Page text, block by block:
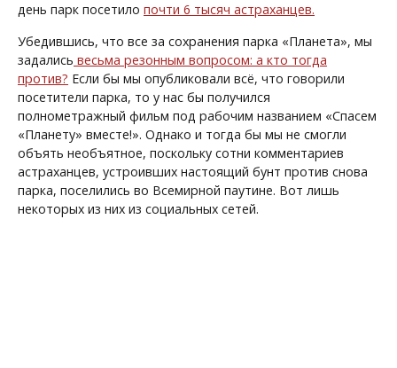
день парк посетило почти 6 тысяч астраханцев.
Убедившись, что все за сохранения парка «Планета», мы
задались весьма резонным вопросом: а кто тогда
против? Если бы мы опубликовали всё, что говорили
посетители парка, то у нас бы получился
полнометражный фильм под рабочим названием «Спасем
«Планету» вместе!». Однако и тогда бы мы не смогли
объять необъятное, поскольку сотни комментариев
астраханцев, устроивших настоящий бунт против снова
парка, поселились во Всемирной паутине. Вот лишь
некоторых из них из социальных сетей.